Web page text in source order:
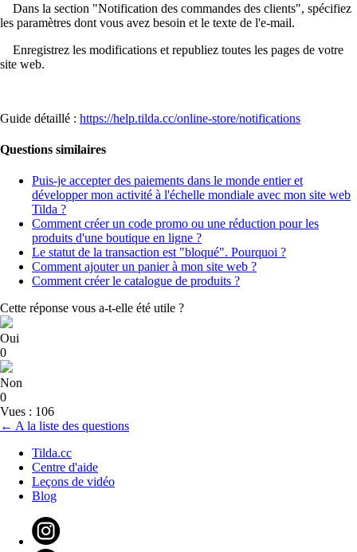
Dans la section "Notification des commandes des clients", spécifiez
les paramètres dont vous avez besoin et le texte de l'e-mail.
Enregistrez les modifications et republiez toutes les pages de votre
site web.
Guide détaillé : https://help.tilda.cc/online-store/notifications
Questions similaires
Puis-je accepter des paiements dans le monde entier et
développer mon activité à l'échelle mondiale avec mon site web
Tilda ?
Comment créer un code promo ou une réduction pour les
produits d'une boutique en ligne ?
Le statut de la transaction est "bloqué". Pourquoi ?
Comment ajouter un panier à mon site web ?
Comment créer le catalogue de produits ?
Cette réponse vous a-t-elle été utile ?
Oui
0
Non
0
Vues : 106
← A la liste des questions
Tilda.cc
Centre d'aide
Leçons de vidéo
Blog